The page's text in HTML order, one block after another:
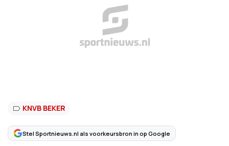
KNVB BEKER
Stel Sportnieuws.nl als voorkeursbron in op Google